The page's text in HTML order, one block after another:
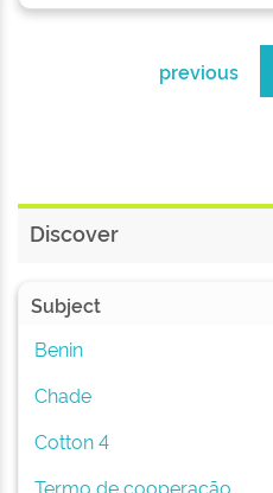
previous
Discover
Subject
Benin
Chade
Cotton 4
Termo de cooperação